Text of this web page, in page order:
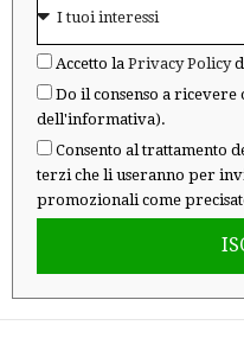
Accetto la Privacy Policy
Do il consenso a
dell'informativa).
Consento al trattamento
terzi che li useranno per
promozionali come